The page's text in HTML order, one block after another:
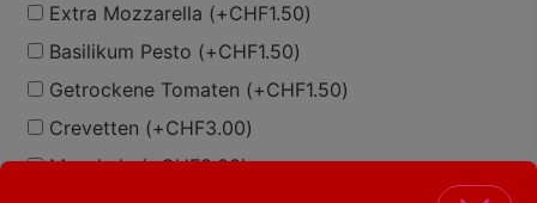
Extra Mozzarella (+CHF1.50)
Basilikum Pesto (+CHF1.50)
Getrockene Tomaten (+CHF1.50)
Crevetten (+CHF3.00)
Muscheln(+CHF3.00)